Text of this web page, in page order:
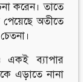
করেন। তাতে
পেয়েছে অতীতে
একই ব্যাপার
এড়াতে নানা